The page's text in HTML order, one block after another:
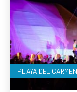
PLAYA DEL CARMEN